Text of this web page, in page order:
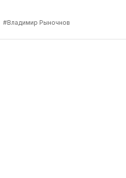
#Владимир Рыночнов